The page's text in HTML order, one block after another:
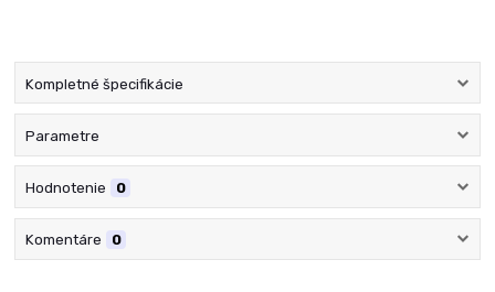
Kompletné špecifikácie
Parametre
Hodnotenie 0
Komentáre 0